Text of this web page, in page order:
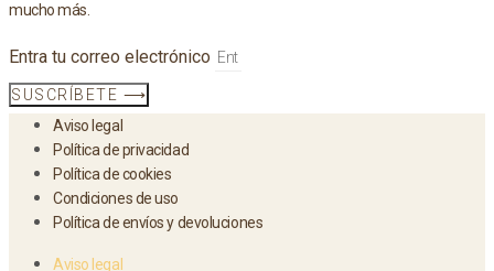
mucho más.
Entra tu correo electrónico
SUSCRÍBETE ⟶
Aviso legal
Política de privacidad
Política de cookies
Condiciones de uso
Política de envíos y devoluciones
Aviso legal